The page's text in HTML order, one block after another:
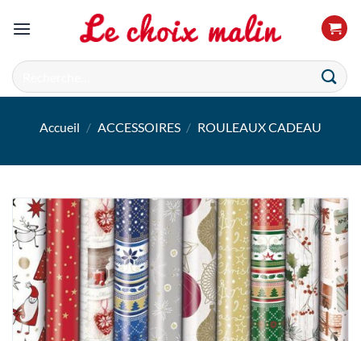
Recherche
pour :
Accueil / ACCESSOIRES / ROULEAUX CADEAU